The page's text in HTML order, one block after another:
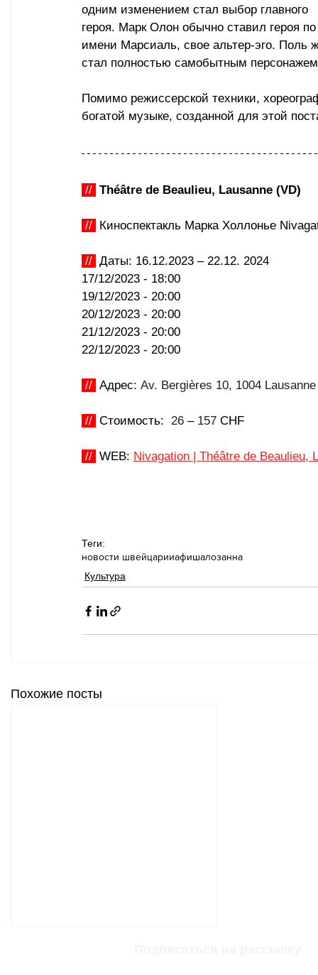
одним изменением стал выбор главного
героя. Марк Олон обычно ставил героя по
имени Марсиаль, свое альтер-эго. Поль
стал полностью самобытным
Помимо режиссерской техники,
богатой музыке, созданной для этой
// Théâtre de Beaulieu, Lausanne (VD)
// Киноспектакль Марка Холлонье
// Даты: 16.12.2023 – 22.12. 2024
17/12/2023 - 18:00
19/12/2023 - 20:00
20/12/2023 - 20:00
21/12/2023 - 20:00
22/12/2023 - 20:00
// Адрес: Av. Bergières 10, 1004 Lausanne
// Стоимость: 26 – 157 CHF
// WEB: Nivagation Théâtre de Beaulieu,
Теги:
новости швейцарииафишалозанна
Культура
Похожие посты